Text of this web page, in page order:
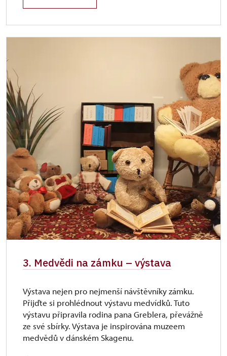
3. Medvědi na zámku – výstava
Výstava nejen pro nejmenší návštěvníky zámku.
Přijďte si prohlédnout výstavu medvídků. Tuto
výstavu připravila rodina pana Greblera, převážně
ze své sbírky. Výstava je inspirována muzeem
medvědů v dánském Skagenu.